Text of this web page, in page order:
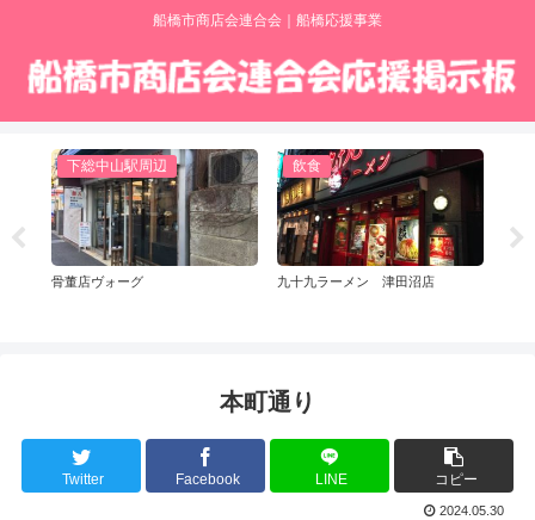
船橋市商店会連合会｜船橋応援事業
下総中山駅周辺
骨董店ヴォーグ
飲食
九十九ラーメン 津田沼店
本町通り
Twitter Facebook LINE コピー
2024.05.30